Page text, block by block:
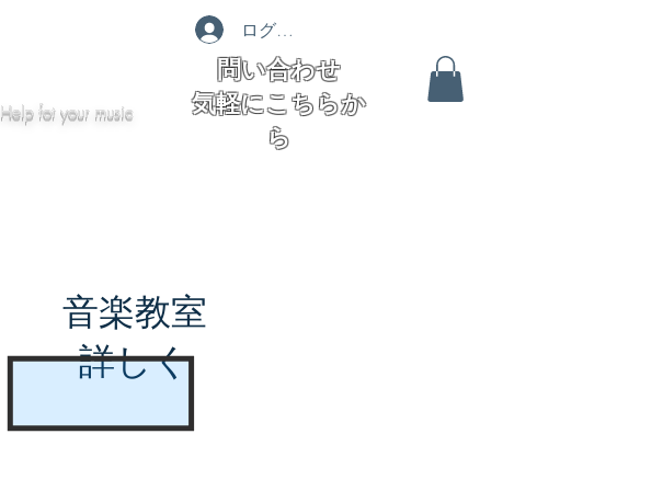
Helpfot your music
ログイン
問い合わせ
気軽にこちらか
ら
音楽教室
詳しく